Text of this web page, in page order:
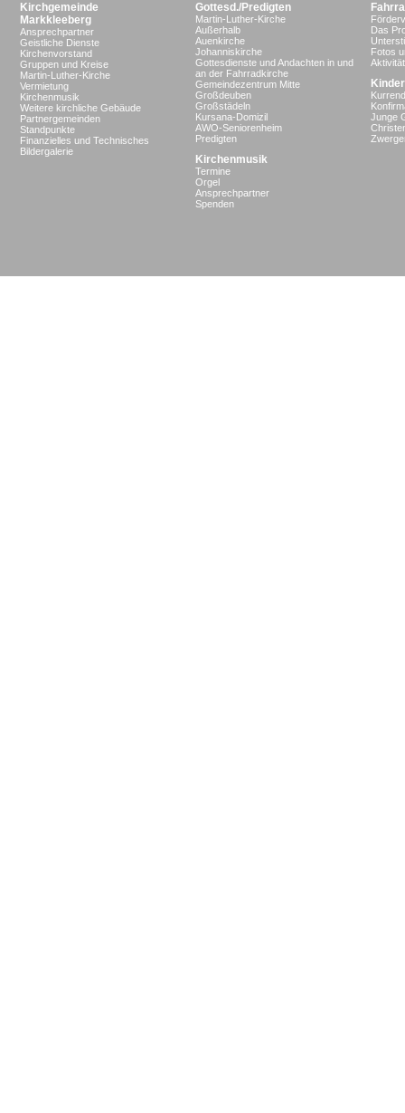
Kirchgemeinde
Markkleeberg
Ansprechpartner
Geistliche Dienste
Kirchenvorstand
Gruppen und Kreise
Martin-Luther-Kirche
Vermietung
Kirchenmusik
Weitere kirchliche Gebäude
Partnergemeinden
Standpunkte
Finanzielles und Technisches
Bildergalerie
Gottesd./Predigten
Martin-Luther-Kirche
Außerhalb
Auenkirche
Johanniskirche
Gottesdienste und Andachten in und
an der Fahrradkirche
Gemeindezentrum Mitte
Großdeuben
Großstädeln
Kursana-Domizil
AWO-Seniorenheim
Predigten
Kirchenmusik
Termine
Orgel
Ansprechpartner
Spenden
Das
Fotos
Junge